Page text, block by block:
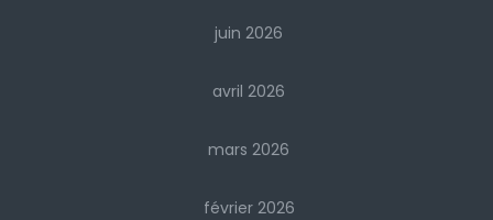
juin 2026
avril 2026
mars 2026
février 2026